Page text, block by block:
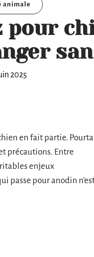
animale
pour
2025
en fait partie.
précautions. Entre
enjeux
passe pour anodin